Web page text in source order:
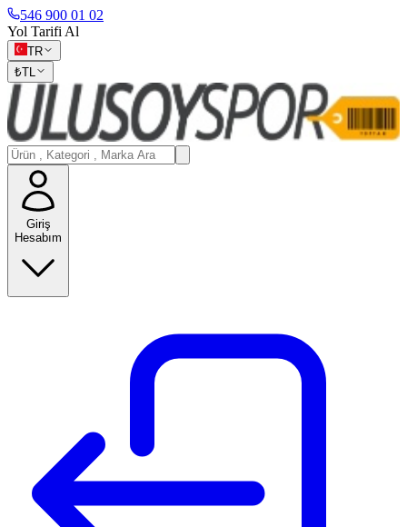
546 900 01 02
Yol Tarifi Al
TR
₺TL
Giriş
Hesabım